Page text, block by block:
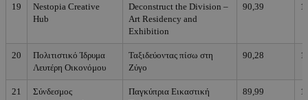
19
Nestopia Creative
Hub
Deconstruct the Division –
Art Residency and
Exhibition
90,39
20
Πολιτιστικό Ίδρυμα
Λευτέρη Οικονόμου
Ταξιδεύοντας πίσω στη
Ζύγο
90,28
21
Σύνδεσμος
Παγκύπρια Εικαστική
89,99